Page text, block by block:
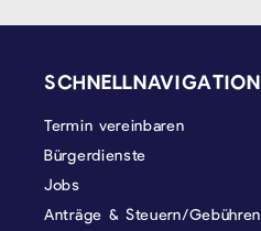
SCHNELLNAVIGATION
Termin vereinbaren
Bürgerdienste
Jobs
Anträge & Steuern/Gebühren